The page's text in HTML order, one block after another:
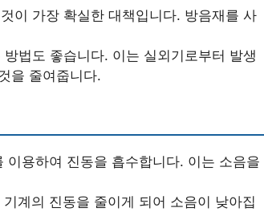
이 가장 확실한 대책입니다. 방음재를 사
법도 좋습니다. 이는 실외기로부터 발생
을 줄여줍니다.
이용하여 진동을 흡수합니다. 이는 소음을
계의 진동을 줄이게 되어 소음이 낮아집